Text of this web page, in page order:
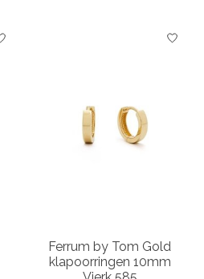
Ferrum by Tom Gold
klapoorringen 10mm